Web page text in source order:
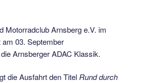
Motorradclub Arnsberg e.V. im
03. September
Arnsberger ADAC Klassik.
die Ausfahrt den Titel Rund durch